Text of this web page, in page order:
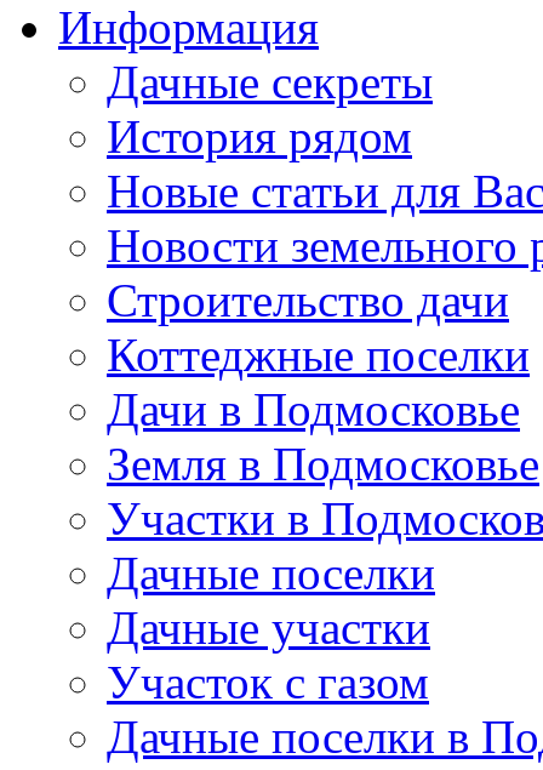
Информация
Дачные секреты
История рядом
Новые статьи для
Новости земельного
Строительство дачи
Коттеджные поселки
Дачи в Подмосковье
Земля в Подмосковье
Участки в
Дачные поселки
Дачные участки
Участок с газом
Дачные поселки в